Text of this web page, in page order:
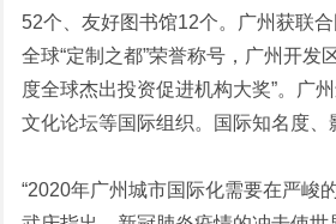
52个、友好图书馆12个。广州获联
全球“定制之都”荣誉称号，广州开发
度全球杰出投资促进机构大奖”。广
文化论坛等国际组织。国际知名度、
“2020年广州城市国际化需要在严峻